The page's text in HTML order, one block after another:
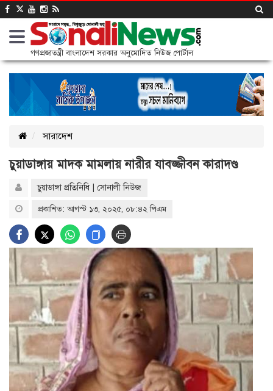
গণপ্রজাতন্ত্রী বাংলাদেশ সরকার অনুমোদিত নিউজ পোর্টাল
সারাদেশ
চুয়াডাঙ্গায় মাদক মামলায় নারীর যাবজ্জীবন কারাদণ্ড
চুয়াডাঙ্গা প্রতিনিধি | সোনালী নিউজ
প্রকাশিত: আগস্ট ১৩, ২০২৫, ০৮:৪২ পিএম